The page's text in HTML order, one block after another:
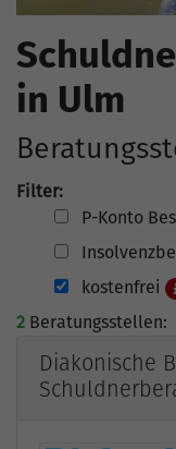
in Ulm
Filter:
P-Konto
kostenfrei
2 Beratungsstellen:
Diakonische